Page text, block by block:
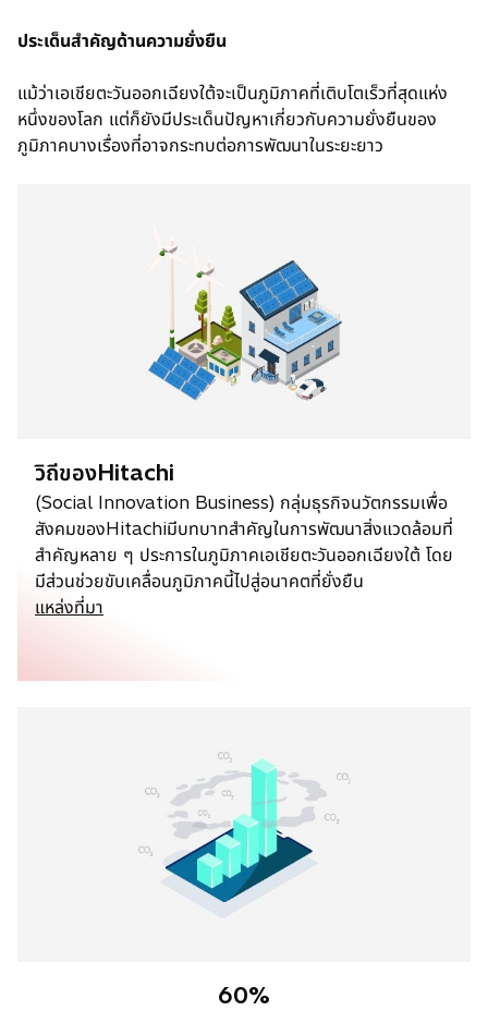
ประเด็นสำคัญด้านความยั่งยืน
แม้ว่าเอเชียตะวันออกเฉียงใต้จะเป็นภูมิภาคที่เติบโตเร็วที่สุดแห่ง
หนึ่งของโลก แต่ก็ยังมีประเด็นปัญหาเกี่ยวกับความยั่งยืนของ
ภูมิภาคบางเรื่องที่อาจกระทบต่อการพัฒนาในระยะยาว
วิถีของHitachi
(Social Innovation Business) กลุ่มธุรกิจนวัตกรรมเพื่อ
สังคมของHitachiมีบทบาทสำคัญในการพัฒนาสิ่งแวดล้อมที่
สำคัญหลาย ๆ ประการในภูมิภาคเอเชียตะวันออกเฉียงใต้ โดย
มีส่วนช่วยขับเคลื่อนภูมิภาคนี้ไปสู่อนาคตที่ยั่งยืน
แหล่งที่มา
60%